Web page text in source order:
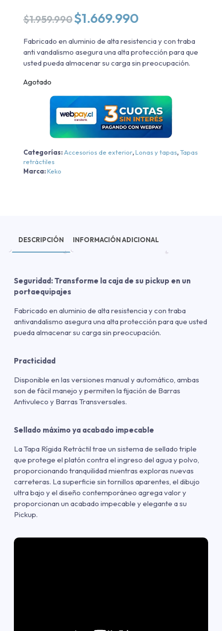
$1.959.990 El
precio
original
era:
$1.959.990.
$1.669.990
actual
es:
$1.669.990.
Fabricado en aluminio de alta resistencia y con traba
anti vandalismo asegura una alta protección para que
usted pueda almacenar su carga sin preocupación.
Agotado
Categorías:Accesorios de exterior,Lonas y tapas,Tapas
retráctiles
Marca:Keko
DESCRIPCIÓN INFORMACIÓN ADICIONAL
Seguridad: Transforme la caja de su pickup en un
portaequipajes
Fabricado en aluminio de alta resistencia y con traba
antivandalismo asegura una alta protección para que usted
pueda almacenar su carga sin preocupación.
Practicidad
Disponible en las versiones manual y automático, ambas
son de fácil manejo y permiten la fijación de Barras
Antivuleco y Barras Transversales.
Sellado máximo ya acabado impecable
La Tapa Rígida Retráctil trae un sistema de sellado triple
que protege el platón contra el ingreso del agua y polvo,
proporcionando tranquilidad mientras exploras nuevas
carreteras. La superficie sin tornillos aparentes, el dibujo
ultra bajo y el diseño contemporáneo agrega valor y
proporcionan un acabado impecable y elegante a su
Pickup.